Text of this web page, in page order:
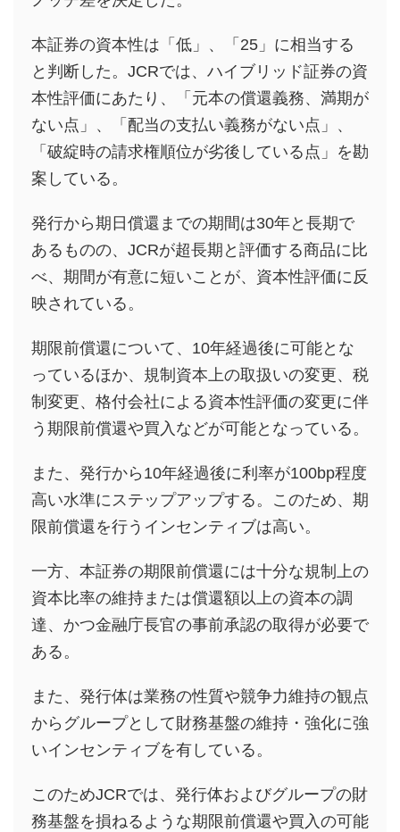
本証券の資本性は「低」、「25」に相当する
と判断した。JCRでは、ハイブリッド証券の資
本性評価にあたり、「元本の償還義務、満期が
ない点」、「配当の支払い義務がない点」、
「破綻時の請求権順位が劣後している点」を勘
案している。
発行から期日償還までの期間は30年と長期で
あるものの、JCRが超長期と評価する商品に比
べ、期間が有意に短いことが、資本性評価に反
映されている。
期限前償還について、10年経過後に可能とな
っているほか、規制資本上の取扱いの変更、税
制変更、格付会社による資本性評価の変更に伴
う期限前償還や買入などが可能となっている。
また、発行から10年経過後に利率が100bp程度
高い水準にステップアップする。このため、期
限前償還を行うインセンティブは高い。
一方、本証券の期限前償還には十分な規制上の
資本比率の維持または償還額以上の資本の調
達、かつ金融庁長官の事前承認の取得が必要で
ある。
また、発行体は業務の性質や競争力維持の観点
からグループとして財務基盤の維持・強化に強
いインセンティブを有している。
このためJCRでは、発行体およびグループの財
務基盤を損ねるような期限前償還や買入の可能